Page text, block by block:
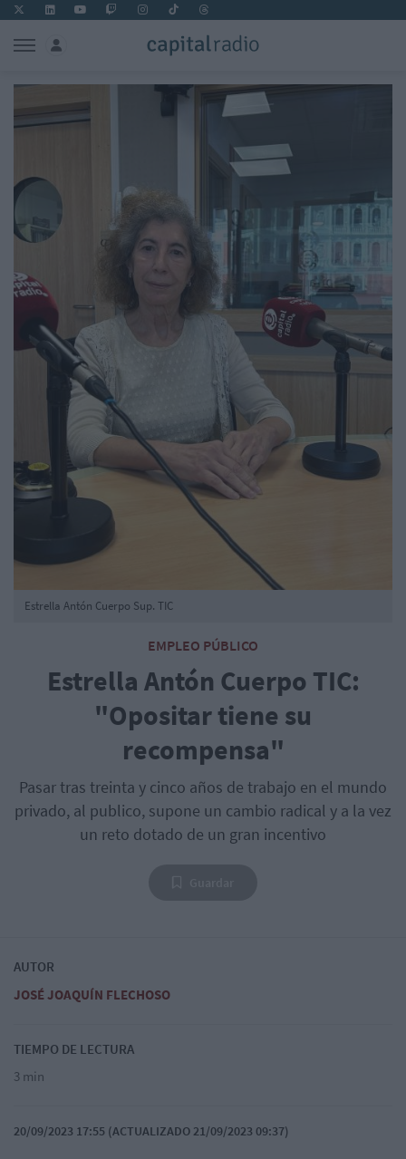
EMPLEO PÚBLICO
Estrella Antón Cuerpo TIC:
"Opositar tiene su
recompensa"
Pasar tras treinta y cinco años de trabajo en el mundo
privado, al publico, supone un cambio radical y a la vez
un reto dotado de un gran incentivo
Estrella Antón Cuerpo Sup. TIC
AUTOR
JOSÉ JOAQUÍN FLECHOSO
TIEMPO DE LECTURA
3 min
20/09/2023 17:55 (ACTUALIZADO 21/09/2023 09:37)